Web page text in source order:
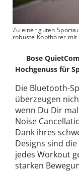
Zu einer guten
robuste Kopfhörer
Bose
Hochgenuss für
Die Bluetooth-
überzeugen
wenn Du Dir
Noise
Dank ihres
Designs sind
jedes Workout
starken